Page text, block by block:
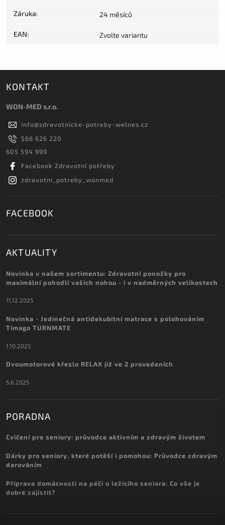
Záruka: 24 měsíců
EAN: Zvolte variantu
KONTAKT
WON-MED s.r.o.
info@zdravotnicke-potreby-welnes.cz
566 626 220
605 594 999
Facebook Zdravotní potřeby
zdravotni_potreby_wonmed
FACEBOOK
AKTUALITY
Novinka v našem sortimentu: Zdravotní ponožky pro
maximální pohodlí vašich nohou - i v nadměrných velikostech
11.12.2025
Novinka - Jedinečná antidekubitní matrace s polohováním
Timago TURNMATE
1.10.2025
Dvoumotorové křeslo RELAX již ve 2 provedeních
5.6.2025
PORADNA
Cvičení pro seniory: průvodce aktivním a zdravým životem
Dárky pro seniory, které potěší i pomohou: Průvodce zdravým
darováním
Příprava domácnosti na péči o ležícího seniora: Co vše je
dobré zajistit?